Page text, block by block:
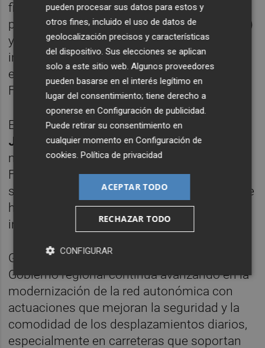
firme de la carretera RM-E6 que conecta la
pedanía de Cuevas de Reyllo (Fuente Álamo)
y Corvera (Murcia), ha supuesto una
inversión cercana a tres millones de euros
en la mejora de la red viaria del municipio de
Fuente Álamo.
El consejero de Fomento e Infraestructuras,
Jorge García Montoro,ha visitado este
martes la carretera junto a la alcaldesa de
Fuente Álamo,Juana María Martínez,
supervisar el resultado de una actuación que
ha permitido renovar 5,6 kilómetros de esta
infraestructura regional.
García Montoro ha destacado que "el
Gobierno regional continúa avanzando en la
modernización de la red autonómica con
actuaciones que mejoran la seguridad y la
comodidad de los desplazamientos diarios,
especialmente en carreteras que soportan
pueden procesar sus datos para estos y
otros fines, incluido el uso de datos de
geolocalización precisos y características
del dispositivo. Sus elecciones se aplican
solo a este sitio web. Algunos proveedores
pueden basarse en el interés legítimo en
lugar del consentimiento; tiene derecho a
oponerse enConfiguración de publicidad
Puede retirar su consentimiento en
cualquier momento enConfiguración de
cookies .Política de privacidad
ACEPTAR TODO
RECHAZAR TODO
CONFIGURAR